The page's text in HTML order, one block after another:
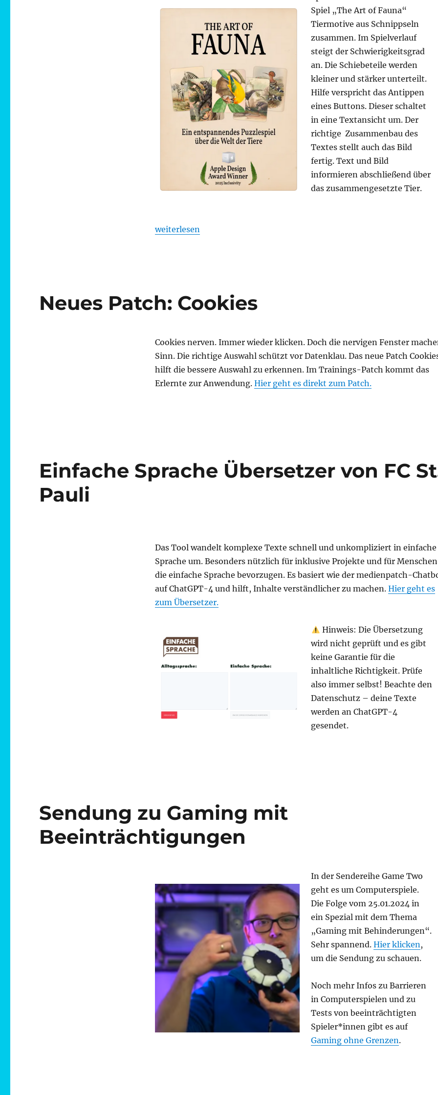
Spiel „The Art of Fauna“
Tiermotive aus Schnippseln
zusammen. Im Spielverlauf
steigt der Schwierigkeitsgrad
an. Die Schiebeteile werden
kleiner und stärker unterteilt.
Hilfe verspricht das Antippen
eines Buttons. Dieser schaltet
in eine Textansicht um. Der
richtige Zusammenbau des
Textes stellt auch das Bild
fertig. Text und Bild
informieren abschließend über
das zusammengesetzte Tier.
„Spieletipp: „The Art of Fauna“ (Appstore)“
weiterlesen
Neues Patch: Cookies
Cookies nerven. Immer wieder klicken. Doch die nervigen Fenster
Sinn. Die richtige Auswahl schützt vor Datenklau. Das neue Patch
hilft die bessere Auswahl zu erkennen. Im Trainings-Patch kommt das
Erlernte zur Anwendung. Hier geht es direkt zum Patch.
Einfache Sprache Übersetzer von FC
Pauli
Das Tool wandelt komplexe Texte schnell und unkompliziert in einfache
Sprache um. Besonders nützlich für inklusive Projekte und für
die einfache Sprache bevorzugen. Es basiert wie der medienpatch-
auf ChatGPT-4 und hilft, Inhalte verständlicher zu machen. Hier geht es
zum Übersetzer.
Hinweis: Die Übersetzung
wird nicht geprüft und es gibt
keine Garantie für die
inhaltliche Richtigkeit. Prüfe
also immer selbst! Beachte den
Datenschutz – deine Texte
werden an ChatGPT-4
gesendet.
Sendung zu Gaming mit
Beeinträchtigungen
In der Sendereihe Game Two
geht es um Computerspiele.
Die Folge vom 25.01.2024 in
ein Spezial mit dem Thema
„Gaming mit Behinderungen“.
Sehr spannend.Hier klicken,
um die Sendung zu schauen.
Noch mehr Infos zu Barrieren
in Computerspielen und zu
Tests von beeinträchtigten
Spieler*innen gibt es auf
Gaming ohne Grenzen.